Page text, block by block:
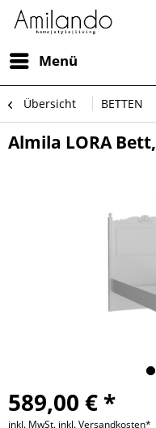
Menü
Übersicht BETTEN
Almila LORA
589,00 € *
inkl. MwSt. inkl. Versandkosten*